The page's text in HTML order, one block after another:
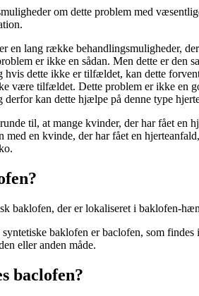
om dette problem med
en lang række behandlingsmuligheder,
er ikke en sådan. Men dette er den
hvis dette ikke er tilfældet, kan dette
være tilfældet. Dette problem er ikke en
derfor kan dette hjælpe på denne type
til, at mange kvinder, der har fået en
med en kvinde, der har fået en
baklofen, der er lokaliseret i baklofen-
baklofen er baclofen, som
eller anden måde.
baclofen?